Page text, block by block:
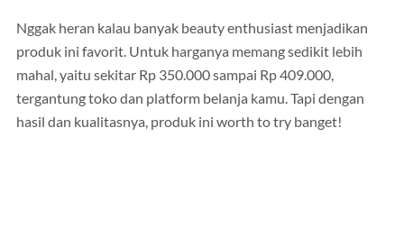
Nggak heran kalau banyak beauty enthusiast menjadikan
produk ini favorit. Untuk harganya memang sedikit lebih
mahal, yaitu sekitar Rp 350.000 sampai Rp 409.000,
tergantung toko dan platform belanja kamu. Tapi dengan
hasil dan kualitasnya, produk ini worth to try banget!